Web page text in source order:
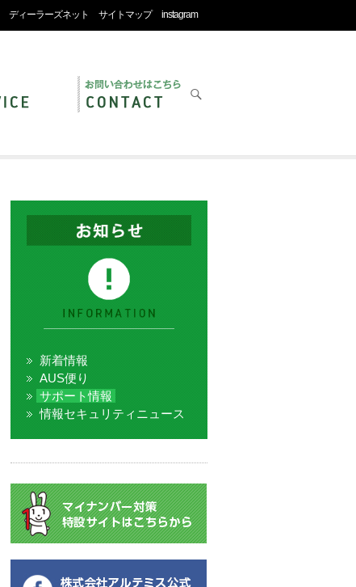
ディーラーズネット サイトマップ instagram
新着情報
AUS便り
サポート情報
情報セキュリティニュース